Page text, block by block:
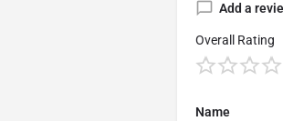
Add a
Overall Rating
Name